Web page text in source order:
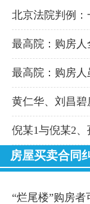
北京法院判例
最高院：购房
最高院：购房
黄仁华、刘昌
倪某1与倪某2
房屋买卖合同
“烂尾楼”购房